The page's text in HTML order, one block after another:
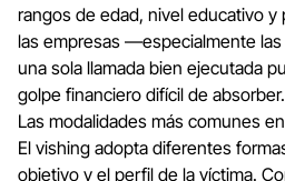
rangos de edad, nivel educativo y
las empresas —especialmente
una sola llamada bien ejecutada
golpe financiero difícil de absorber.
Las modalidades más comunes
El vishing adopta diferentes
objetivo y el perfil de la víctima.